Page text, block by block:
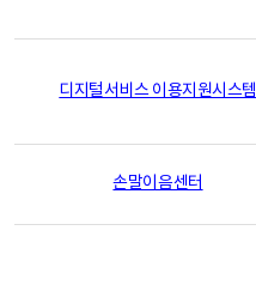
디지털서비스 이용지원시스템
손말이음센터